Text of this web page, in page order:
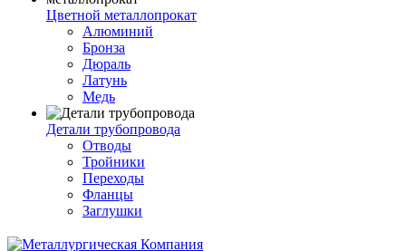
Цветной металлопрокат
Алюминий
Бронза
Дюраль
Латунь
Медь
Детали трубопровода
Отводы
Тройники
Переходы
Фланцы
Заглушки